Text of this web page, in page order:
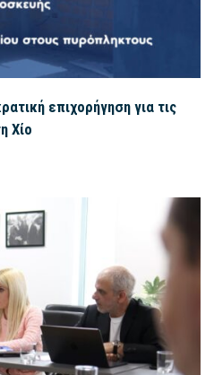
επιχορήγηση για τις
Χίο